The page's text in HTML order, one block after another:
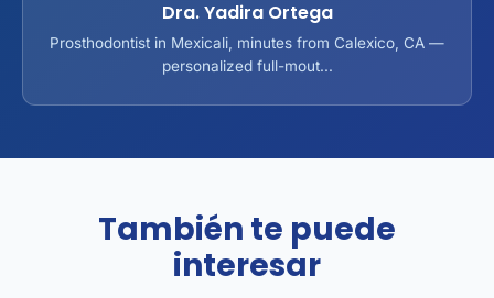
Dra. Yadira Ortega
Prosthodontist in Mexicali, minutes from Calexico, CA —
personalized full-mout...
También te puede
interesar